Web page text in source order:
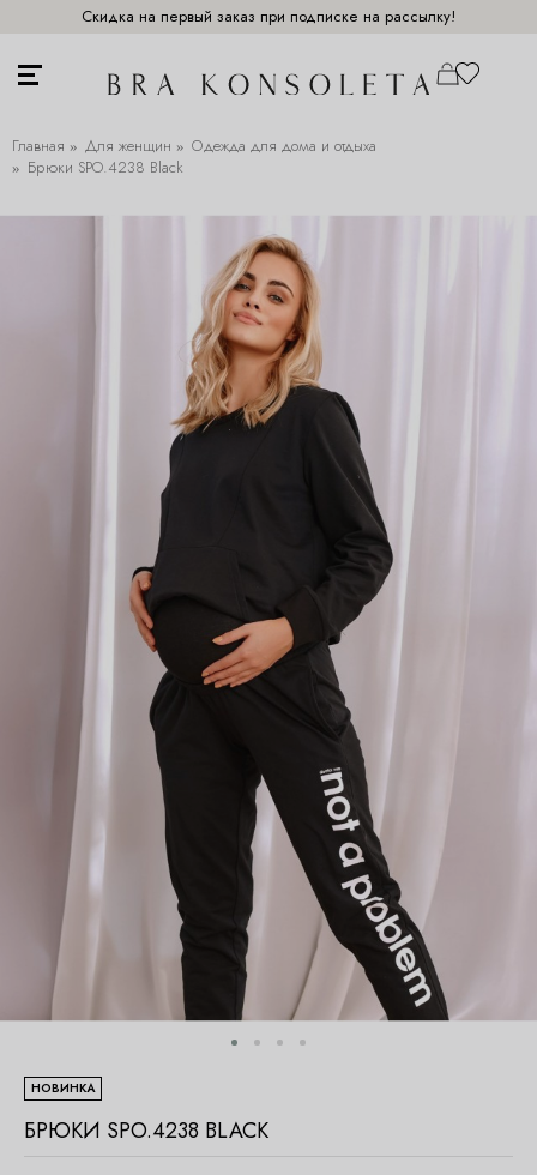
Скидка на первый заказ при подписке на рассылку!
Главная Для женщин
Одежда для дома и отдыха
Брюки SPO.4238 Black
НОВИНКА
БРЮКИ SPO.4238 BLACK